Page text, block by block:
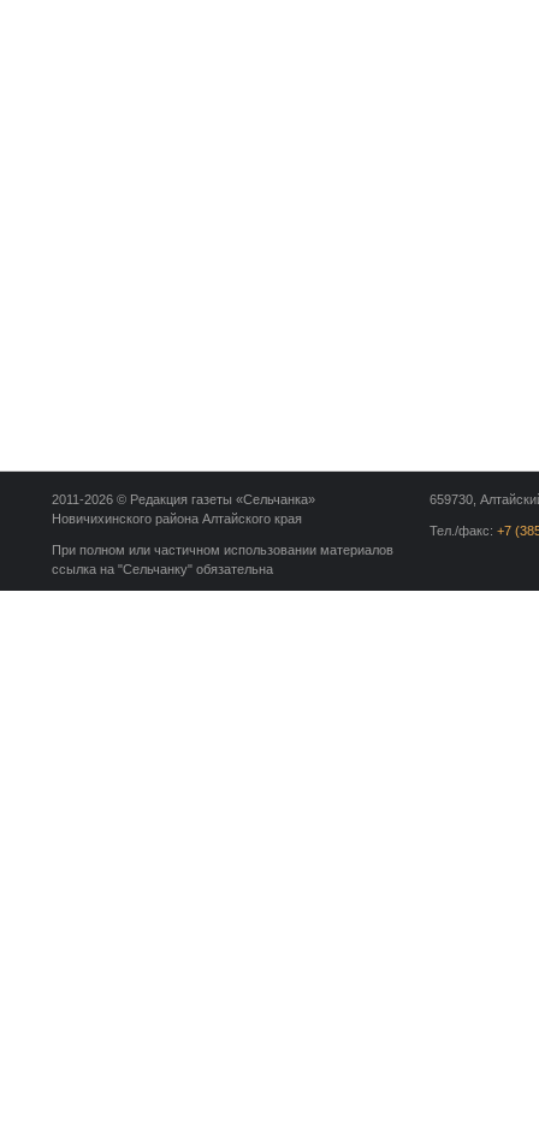
659730,
Тел./факс: +7
2011-2026 © Редакция газеты «Сельчанка»
Новичихинского района Алтайского края
При полном или частичном использовании материалов
ссылка на "Сельчанку" обязательна